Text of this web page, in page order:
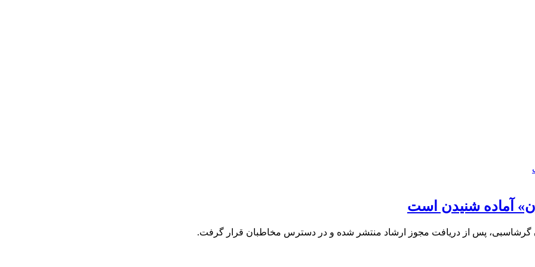
آماده شنیدن است
گرشاسبی، پس از دریافت مجوز ارشاد منتشر شده و در دسترس مخاطبان قرار گرفت.